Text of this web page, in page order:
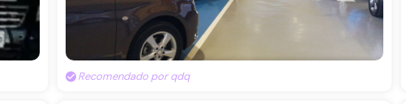
Recomendado por qdq